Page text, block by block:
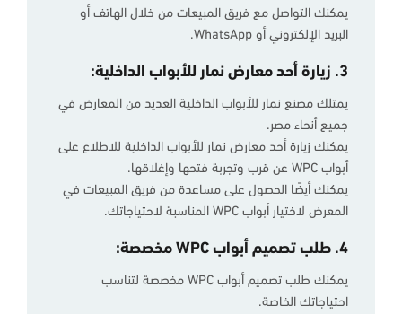
يمكنك التواصل مع فريق المبيعات من خلال الهاتف أو
البريد الإلكتروني أو WhatsApp.
3. زيارة أحد معارض نمار للأبواب الداخلية:
يمتلك مصنع نمار للأبواب الداخلية العديد من المعارض في
جميع أنحاء مصر.
يمكنك زيارة أحد معارض نمار للأبواب الداخلية للاطلاع على
أبواب WPC عن قرب وتجربة فتحها وإغلاقها.
يمكنك أيضًا الحصول على مساعدة من فريق المبيعات في
المعرض لاختيار أبواب WPC المناسبة لاحتياجاتك.
4. طلب تصميم أبواب WPC مخصصة:
يمكنك طلب تصميم أبواب WPC مخصصة لتناسب
احتياجاتك الخاصة.